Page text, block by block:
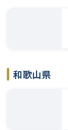
和歌山県